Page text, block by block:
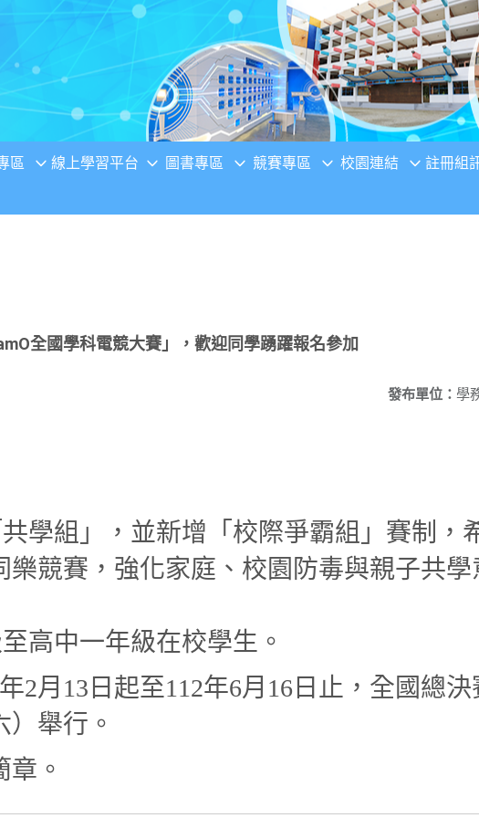
區 線上學習平台 圖書專區 競賽專區 校園連結 註冊組
全國學科電競大賽」，歡迎同學踴躍報名參加
發布單位： 學
學組」，並新增「校際爭霸組」賽制，
樂競賽，強化家庭、校園防毒與親子共學
高中一年級在校學生。
2月13日起至112年6月16日止，全國總決
）舉行。
。